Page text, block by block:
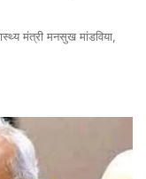
मंत्री मनसुख मांडविया,